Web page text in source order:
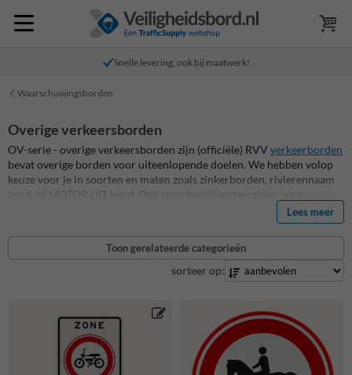
Snelle levering, ook bij maatwerk!
Waarschuwingsborden
Overige verkeersborden
OV-serie - overige verkeersborden zijn (officiële) RVV verkeerborden
bevat overige borden voor uiteenlopende doelen. We hebben volop
keuze voor je in soorten en maten zoals zinkerborden, rivierennaam
bord, of MOTOR UIT bord. Ook voor bedrijventerreinen waar
bijvoorbeeld drempels (OV0410) zijn leveren wij deze borden op
maat. Deze overige verkeersborden zijn volledig reflecterend en
duurzaam. Bekijk alle RVV verkeersborden overig hieronder!
Lees meer
Toon gerelateerde categorieën
sorteer op: